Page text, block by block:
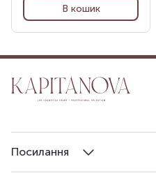
В кошик
Посилання